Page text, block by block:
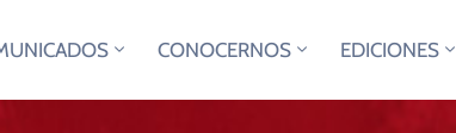
CONOCERNOS EDICIONES